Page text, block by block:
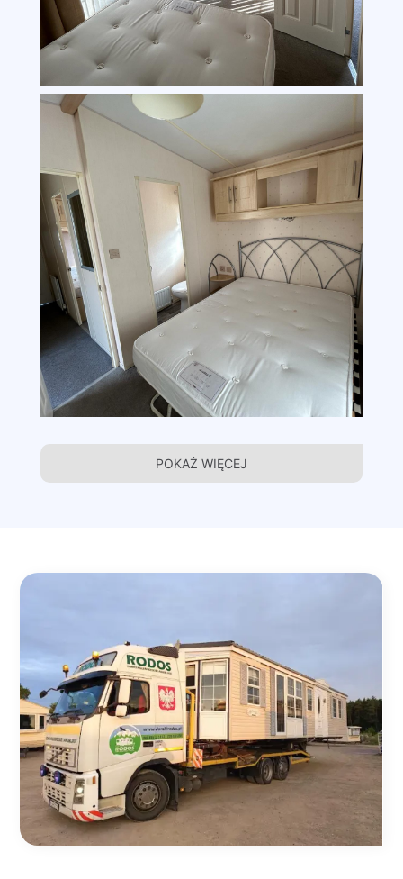
POKAŻ WIĘCEJ